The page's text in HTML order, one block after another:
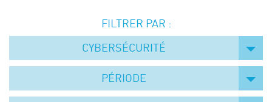
Symposium on Chain Transfer Catalysis for
sustainability – September 15 and 16, 2026
FRENCH-CHINESE CONFERENCE ON GREEN
Contacts
FILTRER PAR :
CYBERSÉCURITÉ
PÉRIODE